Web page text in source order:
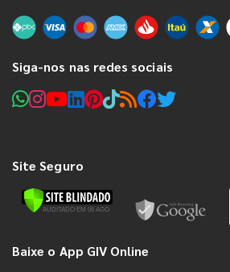
Siga-nos nas redes sociais
Site Seguro
Baixe o App GIV Online